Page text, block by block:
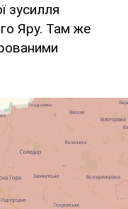
зусилля
Яру. Там же